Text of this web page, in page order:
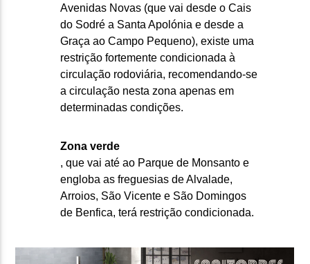
Avenidas Novas (que vai desde o Cais
do Sodré a Santa Apolónia e desde a
Graça ao Campo Pequeno), existe uma
restrição fortemente condicionada à
circulação rodoviária, recomendando-se
a circulação nesta zona apenas em
determinadas condições.
Zona verde
, que vai até ao Parque de Monsanto e
engloba as freguesias de Alvalade,
Arroios, São Vicente e São Domingos
de Benfica, terá restrição condicionada.